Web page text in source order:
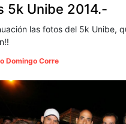
5k Unibe 2014.-
las fotos del 5k Unibe,
Domingo Corre